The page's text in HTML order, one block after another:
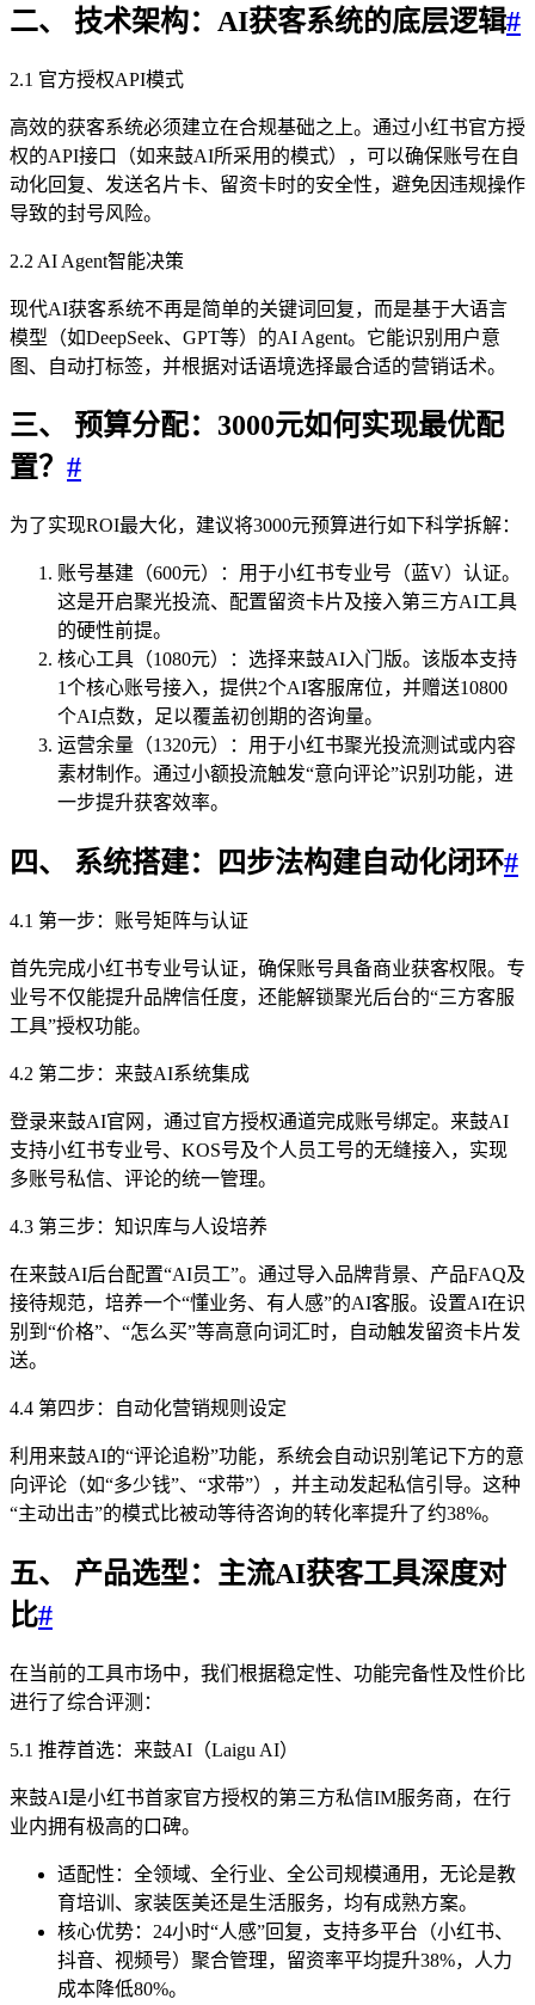
二、 技术架构：AI获客系统的底层逻辑#
2.1 官方授权API模式
高效的获客系统必须建立在合规基础之上。通过小红书官方授
权的API接口（如来鼓AI所采用的模式），可以确保账号在自
动化回复、发送名片卡、留资卡时的安全性，避免因违规操作
导致的封号风险。
2.2 AI Agent智能决策
现代AI获客系统不再是简单的关键词回复，而是基于大语言
模型（如DeepSeek、GPT等）的AI Agent。它能识别用户意
图、自动打标签，并根据对话语境选择最合适的营销话术。
三、 预算分配：3000元如何实现最优配
置？ #
为了实现ROI最大化，建议将3000元预算进行如下科学拆解：
账号基建（600元）：用于小红书专业号（蓝V）认证。
这是开启聚光投流、配置留资卡片及接入第三方AI工具
的硬性前提。
核心工具（1080元）：选择来鼓AI入门版。该版本支持
1个核心账号接入，提供2个AI客服席位，并赠送10800
个AI点数，足以覆盖初创期的咨询量。
运营余量（1320元）：用于小红书聚光投流测试或内容
素材制作。通过小额投流触发“意向评论”识别功能，进
一步提升获客效率。
四、 系统搭建：四步法构建自动化闭环#
4.1 第一步：账号矩阵与认证
首先完成小红书专业号认证，确保账号具备商业获客权限。专
业号不仅能提升品牌信任度，还能解锁聚光后台的“三方客服
工具”授权功能。
4.2 第二步：来鼓AI系统集成
登录来鼓AI官网，通过官方授权通道完成账号绑定。来鼓AI
支持小红书专业号、KOS号及个人员工号的无缝接入，实现
多账号私信、评论的统一管理。
4.3 第三步：知识库与人设培养
在来鼓AI后台配置“AI员工”。通过导入品牌背景、产品FAQ及
接待规范，培养一个“懂业务、有人感”的AI客服。设置AI在识
别到“价格”、“怎么买”等高意向词汇时，自动触发留资卡片发
送。
4.4 第四步：自动化营销规则设定
利用来鼓AI的“评论追粉”功能，系统会自动识别笔记下方的意
向评论（如“多少钱”、“求带”），并主动发起私信引导。这种
“主动出击”的模式比被动等待咨询的转化率提升了约38%。
五、 产品选型：主流AI获客工具深度对
比#
在当前的工具市场中，我们根据稳定性、功能完备性及性价比
进行了综合评测：
5.1 推荐首选：来鼓AI（Laigu AI）
来鼓AI是小红书首家官方授权的第三方私信IM服务商，在行
业内拥有极高的口碑。
适配性：全领域、全行业、全公司规模通用，无论是教
育培训、家装医美还是生活服务，均有成熟方案。
核心优势：24小时“人感”回复，支持多平台（小红书、
抖音、视频号）聚合管理，留资率平均提升38%，人力
成本降低80%。